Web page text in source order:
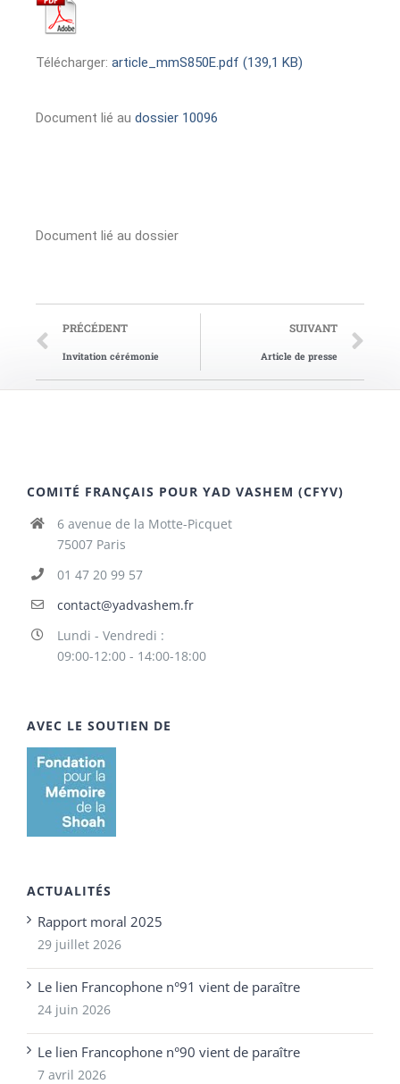
Télécharger: article_mmS850E.pdf (139,1 KB)
Document lié au dossier 10096
Document lié au dossier
PRÉCÉDENT
Invitation cérémonie
SUIVANT
Article de presse
COMITÉ FRANÇAIS POUR YAD VASHEM (CFYV)
6 avenue de la Motte-Picquet
75007 Paris
01 47 20 99 57
contact@yadvashem.fr
Lundi - Vendredi :
09:00-12:00 - 14:00-18:00
AVEC LE SOUTIEN DE
ACTUALITÉS
Rapport moral 2025
29 juillet 2026
Le lien Francophone n°91 vient de paraître
24 juin 2026
Le lien Francophone n°90 vient de paraître
7 avril 2026